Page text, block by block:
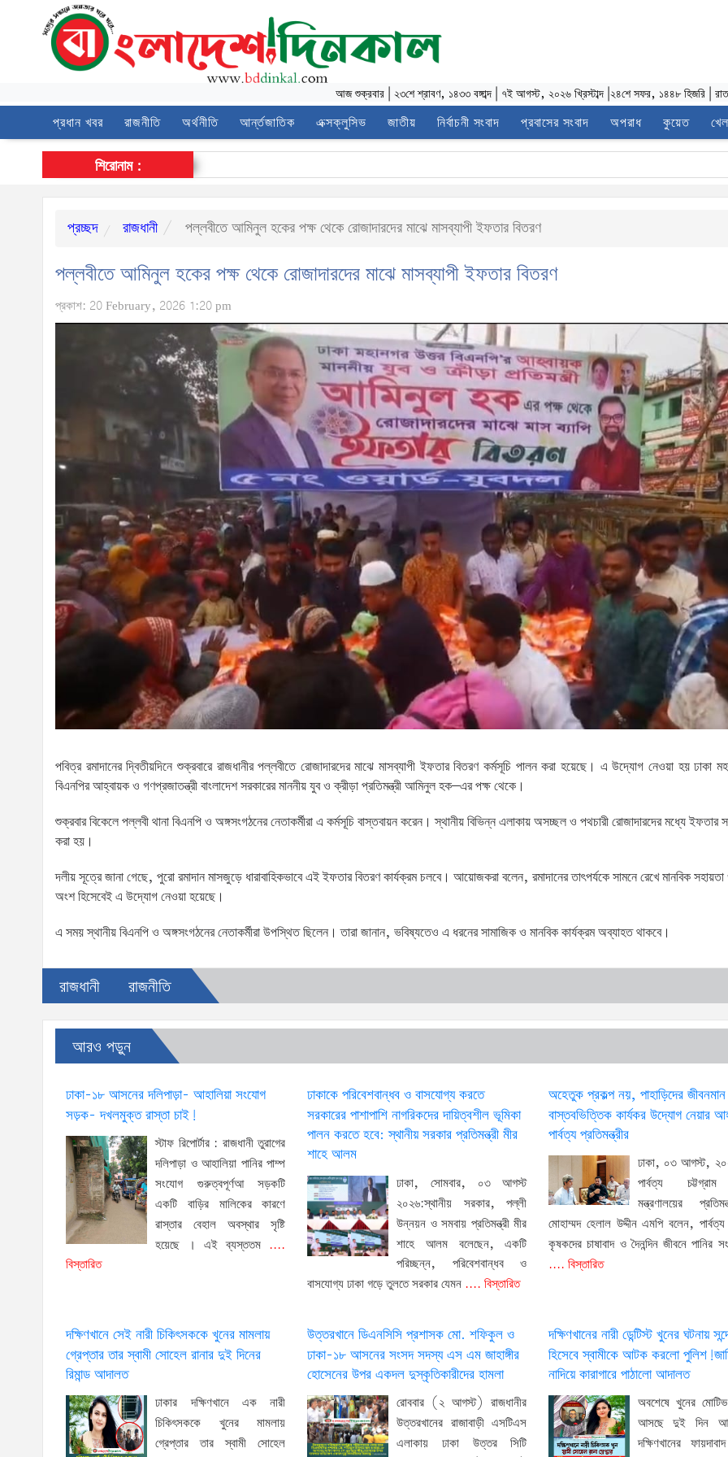
আজশুক্রবার ২৩শে শ্রাবণ, ১৪৩৩ বঙ্গাব্দ ৭ই আগস্ট, ২০২৬ খ্রিস্টাব্দ ২৪শে সফর, ১৪৪৮ হিজরি
প্রধান খবর রাজনীতি অর্থনীতি আর্ন্তজাতিক এক্সক্লুসিভ জাতীয় নির্বাচনী সংবাদ প্রবাসের সংবাদ অপরাধ কুয়েত
শিরোনাম :
প্রচ্ছদ রাজধানী পল্লবীতে আমিনুল হকের পক্ষ থেকে রোজাদারদের মাঝে মাসব্যাপী ইফতার বিতরণ
পল্লবীতে আমিনুল হকের পক্ষ থেকে রোজাদারদের মাঝে মাসব্যাপী ইফতার বিতরণ
প্রকাশ: 20 February, 2026 1:20 pm
পবিত্র রমাদানের দ্বিতীয়দিনে শুক্রবারে রাজধানীর পল্লবীতে রোজাদারদের মাঝে মাসব্যাপী ইফতার বিতরণ কর্মসূচি পালন করা হয়েছে। এ উদ্যোগ নেওয়া হয় ঢাকা
বিএনপির আহ্বায়ক ও গণপ্রজাতন্ত্রী বাংলাদেশ সরকারের মাননীয় যুব ও ক্রীড়া প্রতিমন্ত্রী আমিনুল হক–এর পক্ষ থেকে।
শুক্রবার বিকেলে পল্লবী থানা বিএনপি ও অঙ্গসংগঠনের নেতাকর্মীরা এ কর্মসূচি বাস্তবায়ন করেন। স্থানীয় বিভিন্ন এলাকায় অসচ্ছল ও পথচারী রোজাদারদের মধ্যে ইফতার
করা হয়।
দলীয় সূত্রে জানা গেছে, পুরো রমাদান মাসজুড়ে ধারাবাহিকভাবে এই ইফতার বিতরণ কার্যক্রম চলবে। আয়োজকরা বলেন, রমাদানের তাৎপর্যকে সামনে রেখে মানবিক সহায়তা
অংশ হিসেবেই এ উদ্যোগ নেওয়া হয়েছে।
এ সময় স্থানীয় বিএনপি ও অঙ্গসংগঠনের নেতাকর্মীরা উপস্থিত ছিলেন। তারা জানান, ভবিষ্যতেও এ ধরনের সামাজিক ও মানবিক কার্যক্রম অব্যাহত থাকবে।
রাজধানী রাজনীতি
আরও পড়ুন
ঢাকা-১৮ আসনের দলিপাড়া- আহালিয়া সংযোগ
সড়ক- দখলমুক্ত রাস্তা চাই!
স্টাফ রিপোর্টার : রাজধানী তুরাগের
দলিপাড়া ও আহালিয়া পানির পাম্প
সংযোগ গুরুত্বপূর্ণআ সড়কটি
একটি বাড়ির মালিকের কারণে
রাস্তার বেহাল অবস্থার সৃষ্টি
হয়েছে । এই ব্যস্ততম ....
বিস্তারিত
ঢাকাকে পরিবেশবান্ধব ও বাসযোগ্য করতে
সরকারের পাশাপাশি নাগরিকদের দায়িত্বশীল ভূমিকা
পালন করতে হবে: স্থানীয় সরকার প্রতিমন্ত্রী মীর
শাহে আলম
ঢাকা, সোমবার, ০৩ আগস্ট
২০২৬:স্থানীয় সরকার, পল্লী
উন্নয়ন ও সমবায় প্রতিমন্ত্রী মীর
শাহে আলম বলেছেন, একটি
পরিচ্ছন্ন, পরিবেশবান্ধব ও
বাসযোগ্য ঢাকা গড়ে তুলতে সরকার যেমন .... বিস্তারিত
অহেতুক প্রকল্প নয়, পাহাড়িদের
বাস্তবভিত্তিক কার্যকর উদ্যোগ নেয়ার
পার্বত্য প্রতিমন্ত্রীর
ঢাকা, ০৩ আগস্ট,
পার্বত্য
মন্ত্রণালয়ের
মোহাম্মদ হেলাল উদ্দীন এমপি বলেন, পার্বত্য
কৃষকদের চাষাবাদ ও দৈনন্দিন জীবনে পানির
.... বিস্তারিত
দক্ষিণখানে সেই নারী চিকিৎসককে খুনের মামলায়
গ্রেপ্তার তার স্বামী সোহেল রানার দুই দিনের
রিমান্ড আদালত
ঢাকার দক্ষিণখানে এক নারী
চিকিৎসককে খুনের মামলায়
গ্রেপ্তার তার স্বামী সোহেল
উত্তরখানে ডিএনসিসি প্রশাসক মো. শফিকুল ও
ঢাকা-১৮ আসনের সংসদ সদস্য এস এম জাহাঙ্গীর
হোসেনের উপর একদল দুস্কৃতিকারীদের হামলা
রোববার (২ আগস্ট) রাজধানীর
উত্তরখানের রাজাবাড়ী এসটিএস
এলাকায় ঢাকা উত্তর সিটি
দক্ষিণখানের নারী ডেন্টিস্ট খুনের ঘটনায়
হিসেবে স্বামীকে আটক করলো
নাদিয়ে কারাগারে পাঠালো আদালত
অবশেষে খুনের
আসছে দুই দিন
দক্ষিণখানের